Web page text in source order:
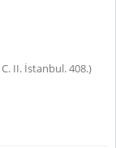
C. II. İstanbul. 408.)